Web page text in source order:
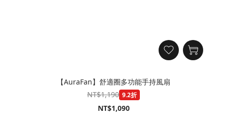
【AuraFan】舒適圈多功能手持風扇
NT$1,190 9.2折
NT$1,090